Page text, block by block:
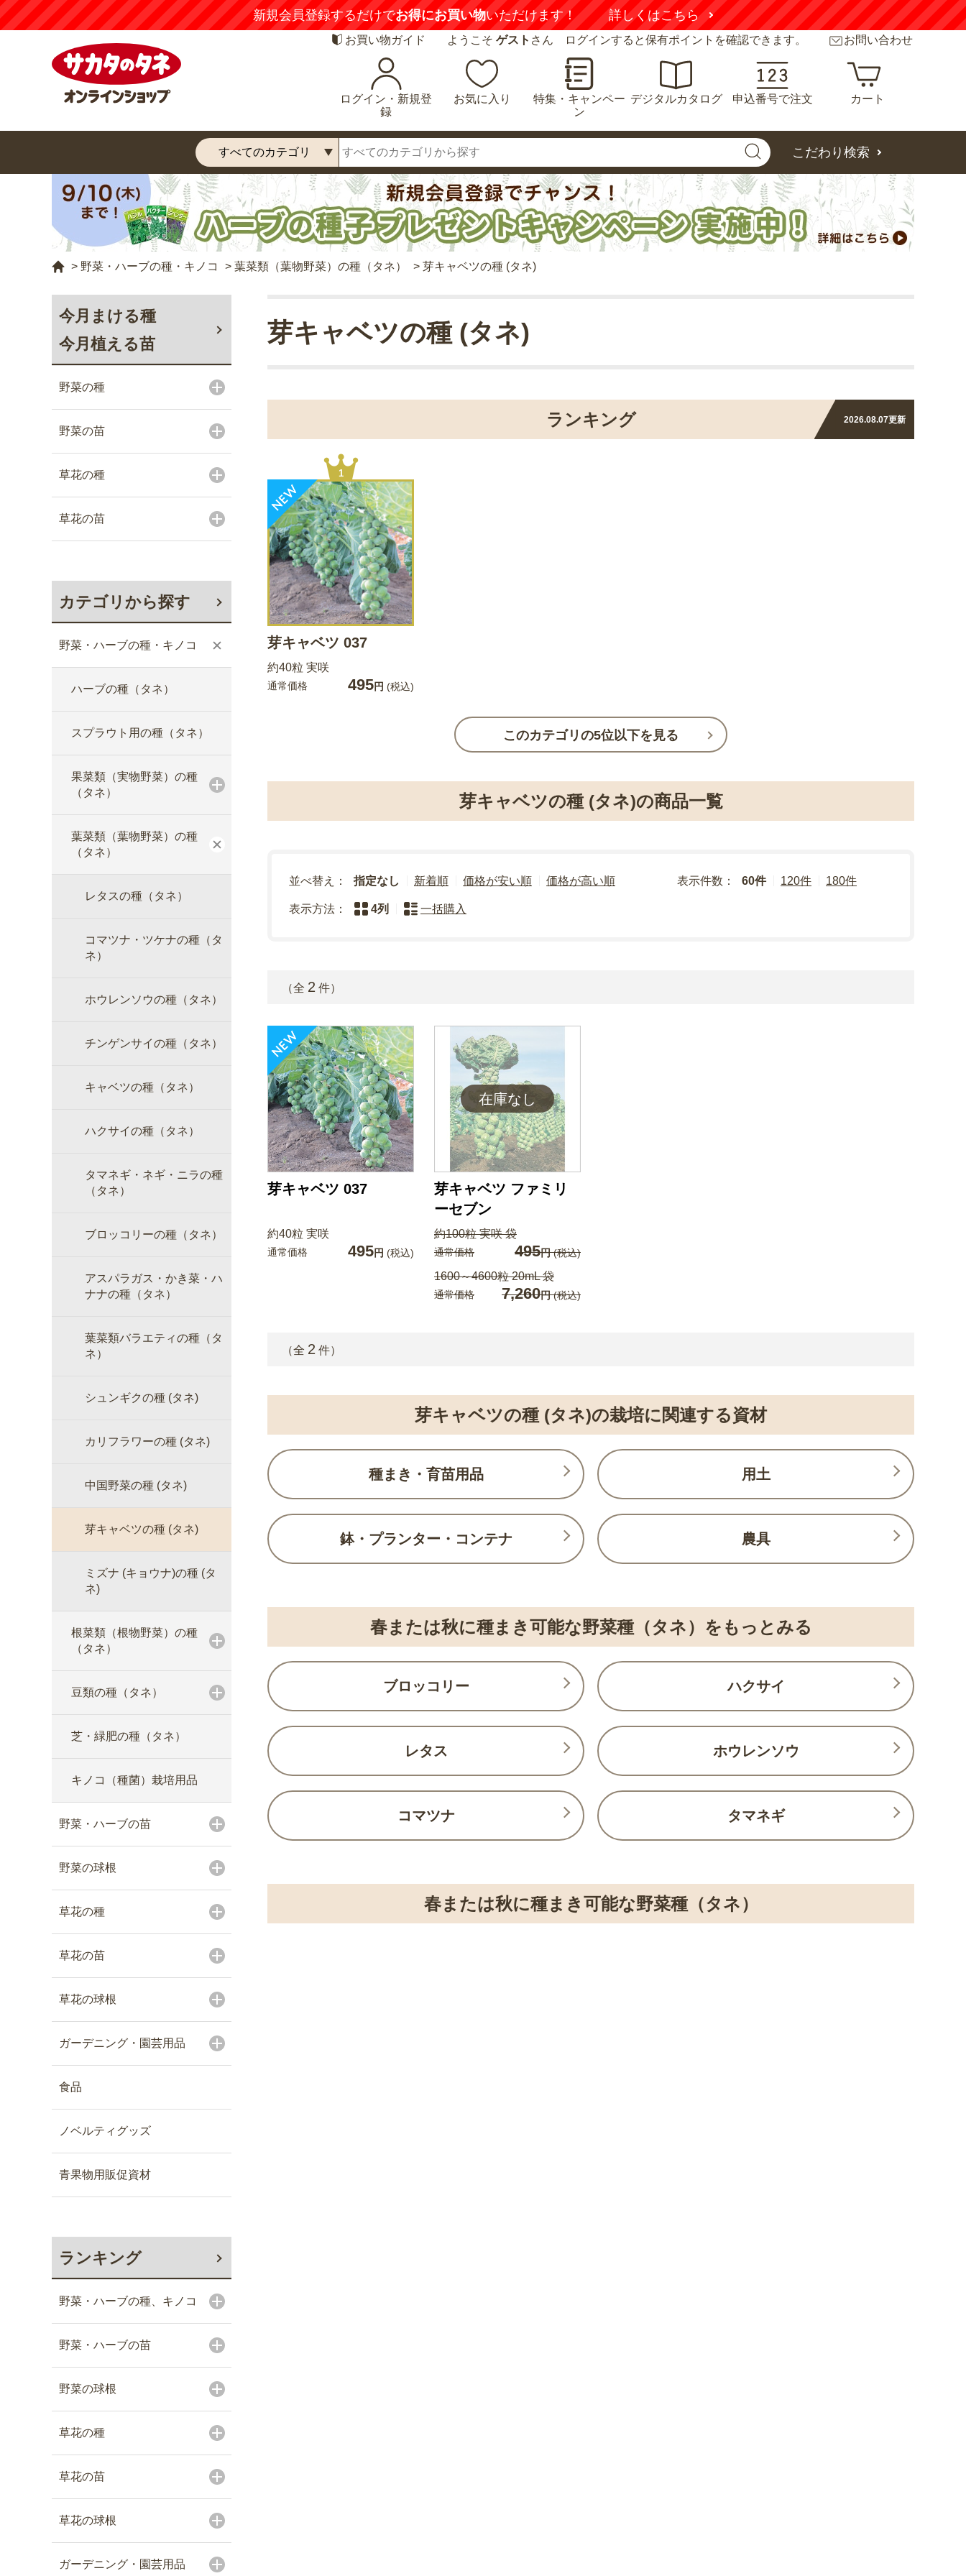
新規会員登録するだけでお得にお買い物いただけます！ 詳しくはこちら
お買い物ガイド ようこそ ゲスト さん ログインすると保有ポイントを確認できます。 お問い合わせ
ログイン・新規登
録
お気に入り
特集・キャンペー
ン
デジタルカタログ 申込番号で注文 カート
こだわり検索
> 野菜・ハーブの種・キノコ > 葉菜類（葉物野菜）の種（タネ） > 芽キャベツの種 (タネ)
今月まける種
今月植える苗
野菜の種
野菜の苗
草花の種
草花の苗
カテゴリから探す
野菜・ハーブの種・キノコ
ハーブの種（タネ）
スプラウト用の種（タネ）
果菜類（実物野菜）の種
（タネ）
葉菜類（葉物野菜）の種
（タネ）
レタスの種（タネ）
コマツナ・ツケナの種（タ
ネ）
ホウレンソウの種（タネ）
チンゲンサイの種（タネ）
キャベツの種（タネ）
ハクサイの種（タネ）
タマネギ・ネギ・ニラの種
（タネ）
ブロッコリーの種（タネ）
アスパラガス・かき菜・ハ
ナナの種（タネ）
葉菜類バラエティの種（タ
ネ）
シュンギクの種 (タネ)
カリフラワーの種 (タネ)
中国野菜の種 (タネ)
芽キャベツの種 (タネ)
ミズナ (キョウナ)の種 (タ
ネ)
根菜類（根物野菜）の種
（タネ）
豆類の種（タネ）
芝・緑肥の種（タネ）
キノコ（種菌）栽培用品
野菜・ハーブの苗
野菜の球根
草花の種
草花の苗
草花の球根
ガーデニング・園芸用品
食品
ノベルティグッズ
青果物用販促資材
ランキング
野菜・ハーブの種、キノコ
野菜・ハーブの苗
野菜の球根
草花の種
草花の苗
草花の球根
ガーデニング・園芸用品
芽キャベツの種 (タネ)
ランキング 2026.08.07更新
1
芽キャベツ 037
約40粒 実咲
通常価格 495円 (税込)
このカテゴリの5位以下を見る
芽キャベツの種 (タネ)の商品一覧
並べ替え： 指定なし 新着順 価格が安い順 価格が高い順 表示件数： 60件 120件 180件
表示方法： 4列 一括購入
（全 2 件）
芽キャベツ 037
約40粒 実咲
通常価格 495円 (税込)
芽キャベツ ファミリ
ーセブン
約100粒 実咲 袋
通常価格 495円(税込)
1600～4600粒 20mL 袋
通常価格 7,260円(税込)
（全 2 件）
芽キャベツの種 (タネ)の栽培に関連する資材
種まき・育苗用品 用土
鉢・プランター・コンテナ 農具
春または秋に種まき可能な野菜種（タネ）をもっとみる
ブロッコリー ハクサイ
レタス ホウレンソウ
コマツナ タマネギ
春または秋に種まき可能な野菜種（タネ）